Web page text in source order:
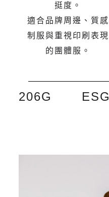
挺度。
適合品牌周邊、質感
制服與重視印刷表現
的團體服。
206G ESG